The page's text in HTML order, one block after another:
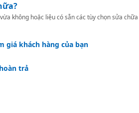
không hoặc liệu có sẵn các tùy chọn sửa
giá khách hàng của bạn
trả